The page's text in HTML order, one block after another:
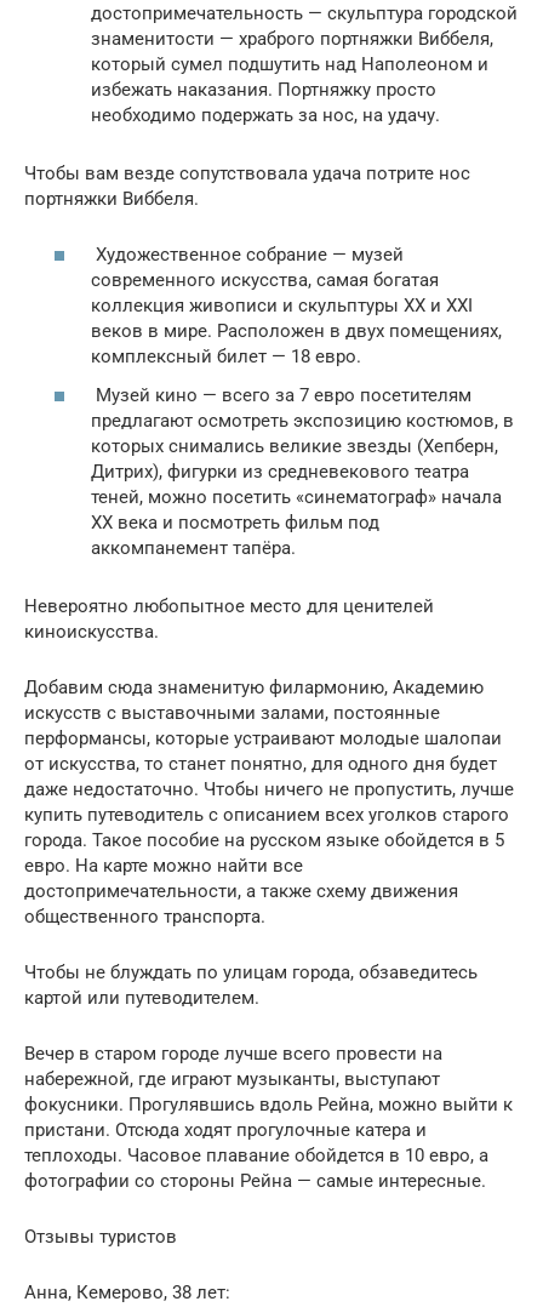
достопримечательность — скульптура городской
знаменитости — храброго портняжки Виббеля,
который сумел подшутить над Наполеоном и
избежать наказания. Портняжку просто
необходимо подержать за нос, на удачу.
Чтобы вам везде сопутствовала удача потрите нос
портняжки Виббеля.
Художественное собрание — музей
современного искусства, самая богатая
коллекция живописи и скульптуры XX и XXI
веков в мире. Расположен в двух помещениях,
комплексный билет — 18 евро.
Музей кино — всего за 7 евро посетителям
предлагают осмотреть экспозицию костюмов, в
которых снимались великие звезды (Хепберн,
Дитрих), фигурки из средневекового театра
теней, можно посетить «синематограф» начала
XX века и посмотреть фильм под
аккомпанемент тапёра.
Невероятно любопытное место для ценителей
киноискусства.
Добавим сюда знаменитую филармонию, Академию
искусств с выставочными залами, постоянные
перформансы, которые устраивают молодые шалопаи
от искусства, то станет понятно, для одного дня будет
даже недостаточно. Чтобы ничего не пропустить, лучше
купить путеводитель с описанием всех уголков старого
города. Такое пособие на русском языке обойдется в 5
евро. На карте можно найти все
достопримечательности, а также схему движения
общественного транспорта.
Чтобы не блуждать по улицам города, обзаведитесь
картой или путеводителем.
Вечер в старом городе лучше всего провести на
набережной, где играют музыканты, выступают
фокусники. Прогулявшись вдоль Рейна, можно выйти к
пристани. Отсюда ходят прогулочные катера и
теплоходы. Часовое плавание обойдется в 10 евро, а
фотографии со стороны Рейна — самые интересные.
Отзывы туристов
Анна, Кемерово, 38 лет: